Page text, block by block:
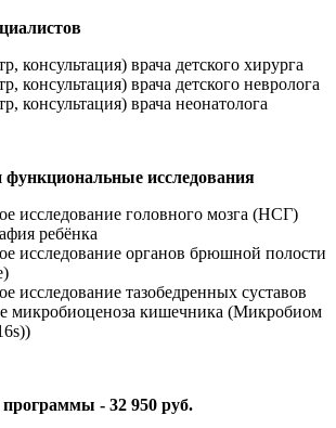
консультация) врача детского хирурга
консультация) врача детского невролога
консультация) врача неонатолога
функциональные исследования
исследование головного мозга (НСГ)
ребёнка
исследование органов брюшной полости
исследование тазобедренных суставов
микробиоценоза кишечника (Микробиом
- 32 950 руб.